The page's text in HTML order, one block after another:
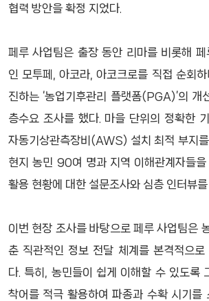
협력 방안을 확정 지었다.
페루 사업팀은 출장 동안 리마를 비롯해
인 모투페, 아코라, 아코크로를 직접 순회
진하는 ‘농업기후관리 플랫폼(PGA)’의 개
층수요 조사를 했다. 마을 단위의 정확한
자동기상관측장비(AWS) 설치 최적 부지를
현지 농민 90여 명과 지역 이해관계자들을
활용 현황에 대한 설문조사와 심층 인터뷰
이번 현장 조사를 바탕으로 페루 사업팀은
춘 직관적인 정보 전달 체계를 본격적으로
다. 특히, 농민들이 쉽게 이해할 수 있도록
착어를 적극 활용하여 파종과 수확 시기를